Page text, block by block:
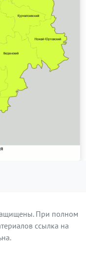
При полном
ссылка на